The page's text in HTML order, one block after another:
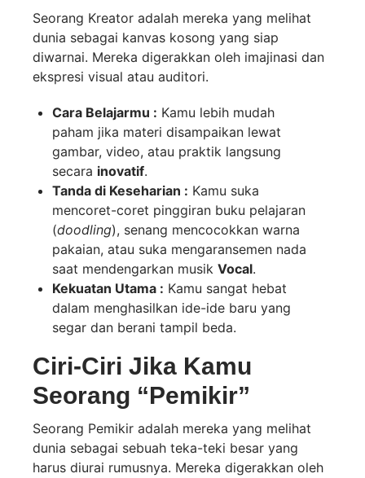
Seorang Kreator adalah mereka yang melihat
dunia sebagai kanvas kosong yang siap
diwarnai. Mereka digerakkan oleh imajinasi dan
ekspresi visual atau auditori.
Cara Belajarmu : Kamu lebih mudah
paham jika materi disampaikan lewat
gambar, video, atau praktik langsung
secara inovatif.
Tanda di Keseharian : Kamu suka
mencoret-coret pinggiran buku pelajaran
(doodling), senang mencocokkan warna
pakaian, atau suka mengaransemen nada
saat mendengarkan musik Vocal.
Kekuatan Utama : Kamu sangat hebat
dalam menghasilkan ide-ide baru yang
segar dan berani tampil beda.
Ciri-Ciri Jika Kamu
Seorang “Pemikir”
Seorang Pemikir adalah mereka yang melihat
dunia sebagai sebuah teka-teki besar yang
harus diurai rumusnya. Mereka digerakkan oleh